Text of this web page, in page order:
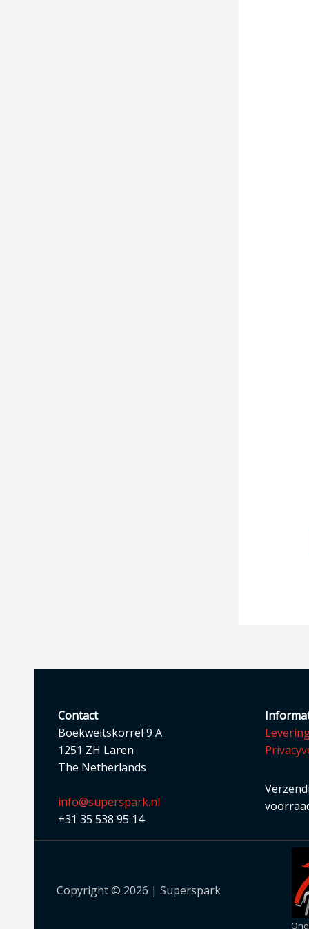
Contact
Boekweitskorrel 9 A
1251 ZH Laren
The Netherlands
info@superspark.nl
+31 35 538 95 14
Copyright © 2026 | Superspark